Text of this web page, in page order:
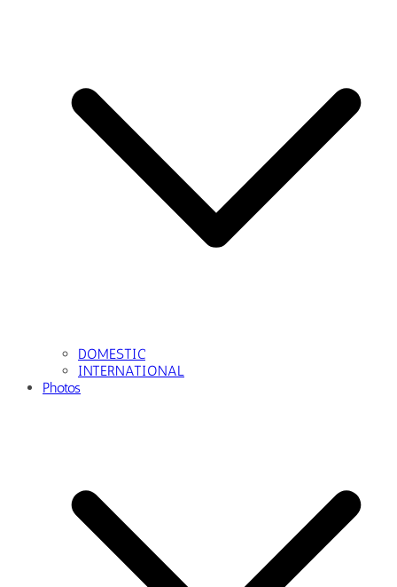
DOMESTIC
INTERNATIONAL
Photos